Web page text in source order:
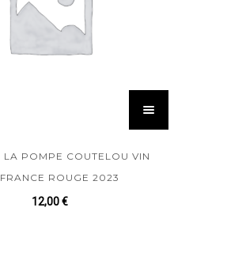
LA POMPE COUTELOU VIN
ROUGE 2023
12,00€